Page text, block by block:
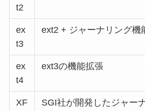
t2
ex
t3
ext2 + ジャーナリング機
ex
t4
ext3の機能拡張
XF
SGI社が開発したジャー